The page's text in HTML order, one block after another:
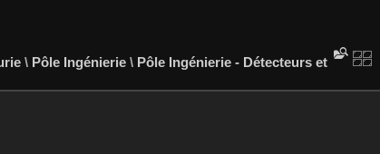
\ Pôle Ingénierie \ Pôle Ingénierie - Détecteurs et